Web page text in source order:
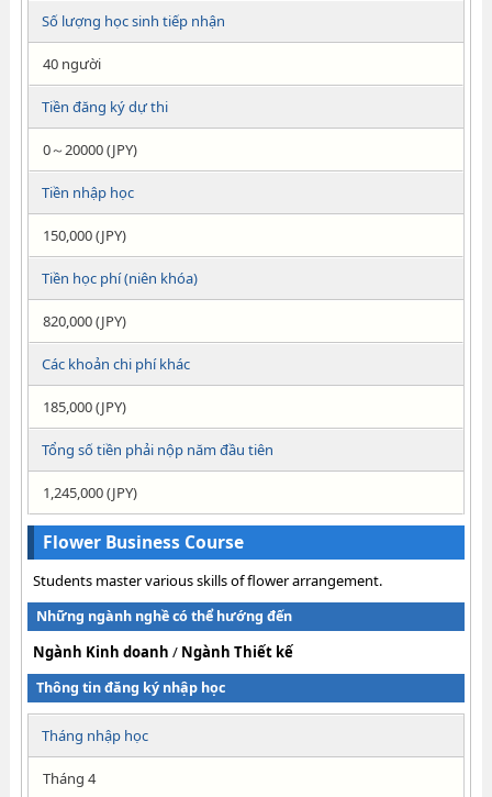
Số lượng học sinh tiếp nhận
40 người
Tiền đăng ký dự thi
0～20000 (JPY)
Tiền nhập học
150,000 (JPY)
Tiền học phí (niên khóa)
820,000 (JPY)
Các khoản chi phí khác
185,000 (JPY)
Tổng số tiền phải nộp năm đầu tiên
1,245,000 (JPY)
Flower Business Course
Students master various skills of flower arrangement.
Những ngành nghề có thể hướng đến
Ngành Kinh doanh / Ngành Thiết kế
Thông tin đăng ký nhập học
Tháng nhập học
Tháng 4